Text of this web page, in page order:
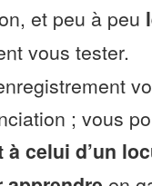
et peu à peu
vous tester.
; vous
celui d’un